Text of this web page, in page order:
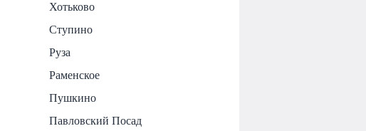
Хотьково
Ступино
Руза
Раменское
Пушкино
Павловский Посад